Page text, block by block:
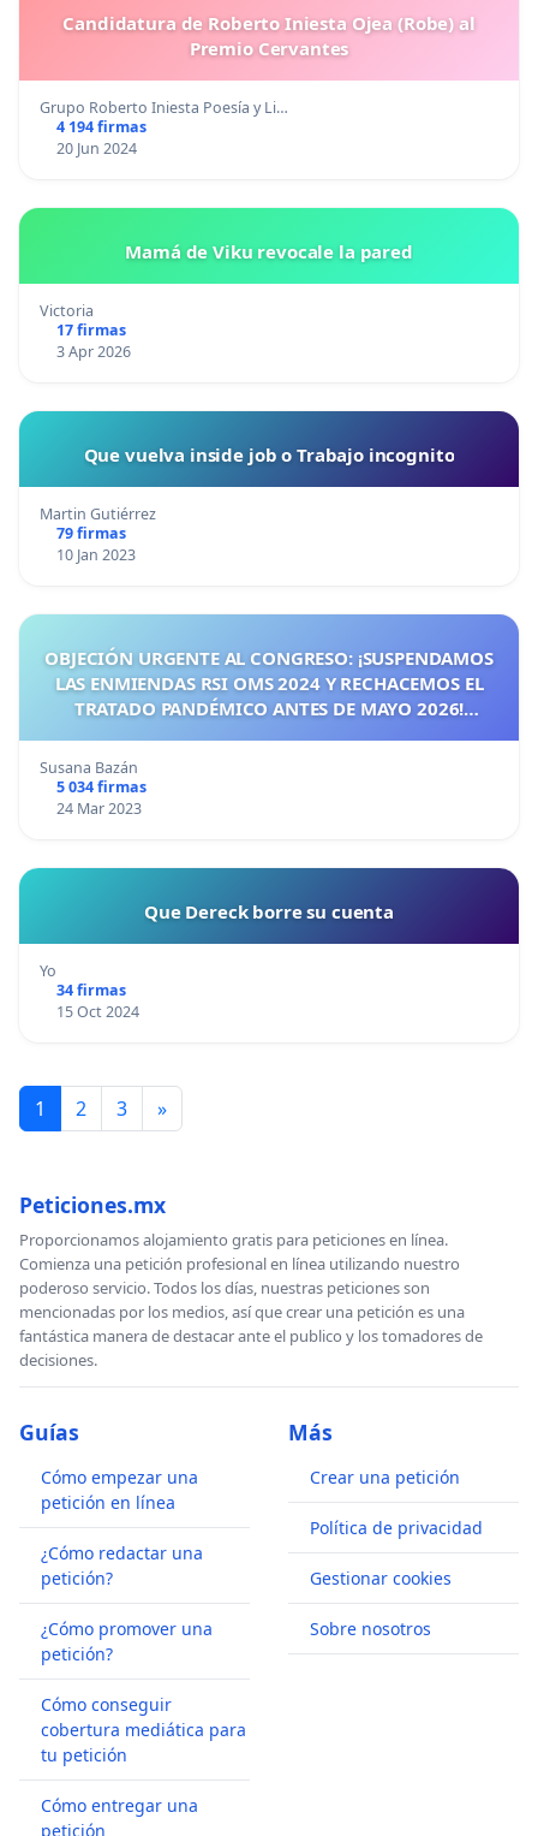
Candidatura de Roberto Iniesta Ojea (Robe) al
Premio Cervantes
Grupo Roberto Iniesta Poesía y Li…
4 194 firmas
20 Jun 2024
Mamá de Viku revocale la pared
Victoria
17 firmas
3 Apr 2026
Que vuelva inside job o Trabajo incognito
Martin Gutiérrez
79 firmas
10 Jan 2023
OBJECIÓN URGENTE AL CONGRESO: ¡SUSPENDAMOS
LAS ENMIENDAS RSI OMS 2024 Y RECHACEMOS EL
TRATADO PANDÉMICO ANTES DE MAYO 2026!
Susana Bazán
5 034 firmas
24 Mar 2023
Que Dereck borre su cuenta
Yo
34 firmas
15 Oct 2024
1 2 3 »
Peticiones.mx
Proporcionamos alojamiento gratis para peticiones en línea.
Comienza una petición profesional en línea utilizando nuestro
poderoso servicio. Todos los días, nuestras peticiones son
mencionadas por los medios, así que crear una petición es una
fantástica manera de destacar ante el publico y los tomadores de
decisiones.
Guías
Cómo empezar una
petición en línea
¿Cómo redactar una
petición?
¿Cómo promover una
petición?
Cómo conseguir
cobertura mediática para
tu petición
Cómo entregar una
petición
Más
Crear una petición
Política de privacidad
Gestionar cookies
Sobre nosotros